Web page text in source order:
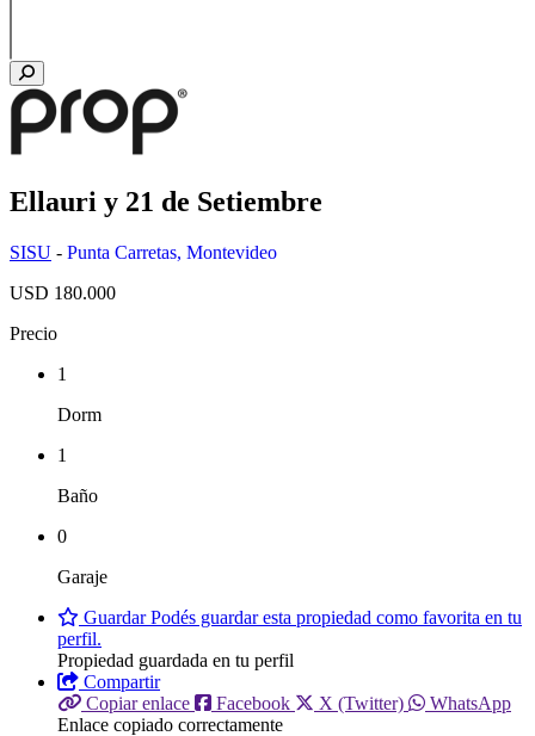
Ellauri y 21 de Setiembre
SISU - Punta Carretas, Montevideo
USD 180.000
Precio
1
Dorm
1
Baño
0
Garaje
GuardarPodés guardar esta propiedad como favorita en tu
perfil.
Propiedad guardada en tu perfil
Compartir
Copiar enlace
Facebook X (Twitter)
WhatsApp
Enlace copiado correctamente